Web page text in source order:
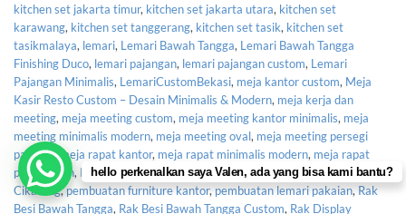
kitchen set jakarta timur, kitchen set jakarta utara, kitchen set
karawang, kitchen set tanggerang, kitchen set tasik, kitchen set
tasikmalaya, lemari, Lemari Bawah Tangga, Lemari Bawah Tangga
Finishing Duco, lemari pajangan, lemari pajangan custom, Lemari
Pajangan Minimalis, LemariCustomBekasi, meja kantor custom, Meja
Kasir Resto Custom – Desain Minimalis & Modern, meja kerja dan
meeting, meja meeting custom, meja meeting kantor minimalis, meja
meeting minimalis modern, meja meeting oval, meja meeting persegi
panjang,meja rapat kantor, meja rapat minimalis modern, meja rapat
perusahaan, Pabrikasi Rak Industrialis,Pabrikasi Rak Industrialis Custom
Cikarang,pembuatan furniture kantor,pembuatan lemari pakaian,Rak
Besi Bawah Tangga, Rak Besi Bawah Tangga Custom, Rak Display
hello perkenalkan saya Valen, ada yang bisa kami bantu?